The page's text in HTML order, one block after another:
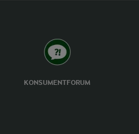
KONSUMENTFORUM